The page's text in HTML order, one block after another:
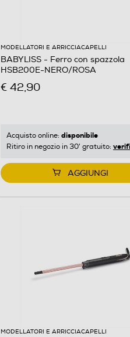
MODELLATORI E ARRICCIACAPELLI
BABYLISS - Ferro con spazzola
HSB200E-NERO/ROSA
€ 42,90
Acquisto online: disponibile
Ritiro in negozio in 30' gratuito:
AGGIUNGI
MODELLATORI E ARRICCIACAPELLI